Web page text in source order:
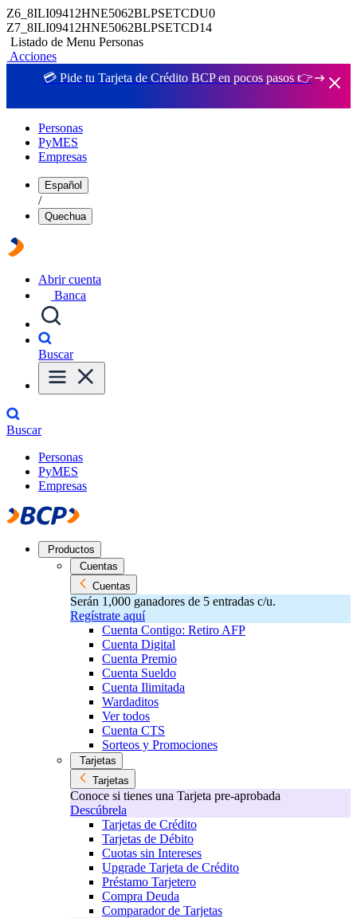
Z6_8ILI09412HNE5062BLPSETCDU0
Z7_8ILI09412HNE5062BLPSETCD14
Listado de Menu Personas
Acciones
💳 Pide tu Tarjeta de Crédito BCP en pocos pasos 👉
Personas
PyMES
Empresas
Español
/
Quechua
Abrir cuenta
Banca
Buscar
Buscar
Personas
PyMES
Empresas
Productos
Cuentas
Cuentas
Serán 1,000 ganadores de 5 entradas c/u.
Regístrate aquí
Cuenta Contigo: Retiro AFP
Cuenta Digital
Cuenta Premio
Cuenta Sueldo
Cuenta Ilimitada
Wardaditos
Ver todos
Cuenta CTS
Sorteos y Promociones
Tarjetas
Tarjetas
Conoce si tienes una Tarjeta pre-aprobada
Descúbrela
Tarjetas de Crédito
Tarjetas de Débito
Cuotas sin Intereses
Upgrade Tarjeta de Crédito
Préstamo Tarjetero
Compra Deuda
Comparador de Tarjetas